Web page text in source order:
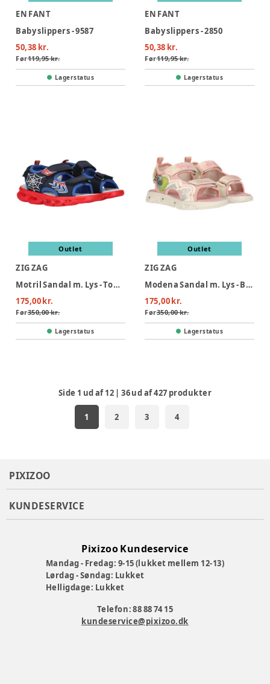
EN FANT
Baby slippers - 9587
50,38 kr.
Før119,95 kr.
Lagerstatus
EN FANT
Baby slippers - 2850
50,38 kr.
Før119,95 kr.
Lagerstatus
Outlet
ZIG ZAG
Motril Sandal m. Lys - Tomato
175,00 kr.
Før350,00 kr.
Lagerstatus
Outlet
ZIG ZAG
Modena Sandal m. Lys - Barely Pink
175,00 kr.
Før350,00 kr.
Lagerstatus
Side 1 ud af12 |36ud af427 produkter
1 2 3 4
PIXIZOO
KUNDESERVICE
Pixizoo Kundeservice
Mandag - Fredag: 9-15 (lukket mellem 12-13)
Lørdag - Søndag: Lukket
Helligdage: Lukket
Telefon: 88 88 74 15
kundeservice@pixizoo.dk